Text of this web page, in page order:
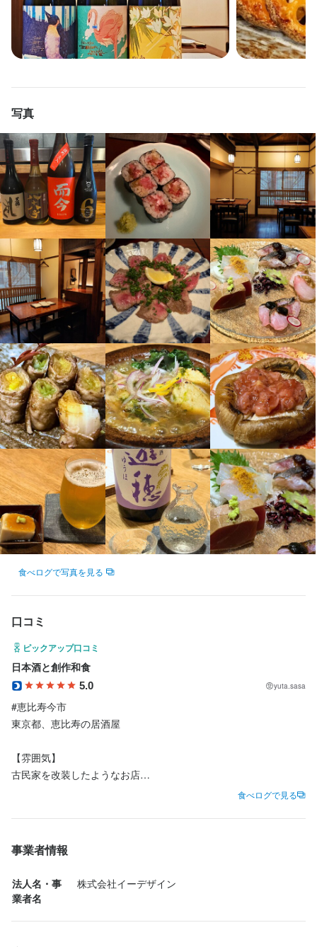
写真
食べログで写真を見る
口コミ
ピックアップ口コミ
日本酒と創作和食
5.0 yuta.sasa
#恵比寿今市
東京都、恵比寿の居酒屋
【雰囲気】
古民家を改装したようなお店
#刺身盛り合わせ
五種類の刺身で、それぞれのネタにあった薬味や調味料がすでに
乗っていて一つ一つこだわりを感じて美味しい！
#新サンマ炙り
#うなぎタタキポン酢
食べログで見る
事業者情報
法人名・事
業者名
株式会社イーデザイン
日々仕入れる天然の魚をひと手間かけた刺身に仕立てたり、季節
折々の食材を使用し、
酒に合う一品をご提供していただきます。
身に付くスキル
包丁さばき 飾り包丁 盛り付け技術 ワインの知識
焼酎の知識
肉の知識
魚の知識 野菜の知識 店舗運営
メニュー開発
仕入れ・食材の目利き
応募資格
必須スキル・経験
飲食店での調理経験
歓迎スキル・経験
コミュニケーション能力 飲食店での調理経験 飲食店での接客経験 調理師免許
お店の採用担当者からのメッセージ
少しでも興味をお持ちでしたら、ぜひお気軽にお問合せくださ
い。
ご応募を心よりお待ちしております。
店名
恵比寿 今市
東京都渋谷区恵比寿西1-13-6
連絡先
0908-809-0101
株式会社イーデザイン
心。
恵比寿の大人のお客様がメイン客層なので、落ち着いた空間で
す。
国産の食材を幅広く扱い、季節ごとの料理も高い評価をいただい
全国各地の日本酒や日本ワインなどお酒も多く、お酒好きやご興
味ある方にもお勧めです。
ランチや深夜営業は一切なし。
また、店舗運営のための、食材受発注業務、メニュー考案などに
も携われます。
仕事はきちんと、少しずつお教えするのでご安心を！
今までの経験を活かし、弊社で活躍してくださる方をぜひお待ち
しております。
この仕事のおすすめポイント
【調理技術のスキルアップ】
経験値に応じて仕事を教え、お任せします。
魚のさばき方、肉の焼き方、包丁技術等様々な仕事が覚えられま
す。
【日曜定休＆連休あり】
日曜日が定休日なので、ご家族やご友人と休みを合わせられま
す。
ゴールデンウィークや夏季休暇、年末年始など連休も取得できま
す。
身に付くスキル
肉の知識
魚の知識 野菜の知識
歓迎スキル・経験
コミュニケーション能力 調理師免許
飲食業界での勤務経験ある方、大歓迎です！
求める人物像
・料理を学びたい方
・料理人としてスキルアップを目指したい方
お店の採用担当者からのメッセージ
少しでも興味をお持ちでしたら、ぜひお気軽にお問合せくださ
務、洗い場やドリンクの作成など、ホール業務全般をお任せしま
す。
簡単なキッチン業務をお願いすることもあります。
この仕事のおすすめポイント
恵比寿の30代～50代の落ち着いた客層が中心。
ガヤガヤしておらず落ち着いた和食店です。
接客は勿論の事、マナーや礼儀作法、言葉遣いなども身につけら
れます。
頑張りはしっかりと評価し、時給もしっかりと上がります。
身に付くスキル
包丁さばき 盛り付け技術 ワインの知識 日本酒の知識
焼酎の知識
ウイスキーの知識
肉の知識 魚の知識 野菜の知識 サービスマナー
応募資格
歓迎スキル・経験
コミュニケーション能力 飲食店での調理経験 飲食店での接客経験
飲食経験のある方大歓迎。未経験も歓迎。
能力、経験次第で時給決定します。
求める人物像
・食べることが好き
・お酒が好き
・好奇心を持って仕事に取り組める方
・人に喜んでもらうことが好き
・独立志向のある方
選考の流れ
履歴書不要
最短3日で働き始められます
不安なことや疑問などありましたらお問い合わせください。
全般をお任せします。
慣れてきたら、カウンター越しの接客や、料理提供、ドリンク作
成やお会計等、幅広い業務もお願いします。
この仕事のおすすめポイント
恵比寿の30代～50代の落ち着いた客層が中心。
ガヤガヤしておらず落ち着いた和食店です。
接客は勿論の事、マナーや礼儀作法、言葉遣いなども身につけら
れます。
頑張りはしっかりと評価し、時給もしっかりと上がります。
身に付くスキル
包丁さばき 盛り付け技術 ワインの知識 日本酒の知識
焼酎の知識
ウイスキーの知識
肉の知識 魚の知識 野菜の知識
サービスマナー
メニュー開発
仕入れ・食材の目利き
応募資格
歓迎スキル・経験
コミュニケーション能力 飲食店での調理経験 飲食店での接客経験 調理師免許
飲食経験のある方大歓迎。未経験も歓迎。
能力、経験次第で時給決定します。
・好奇心を持って仕事に取り組める方
・人に喜んでもらうことが好き
・独立志向のある方
選考の流れ
面接1回
最短3日で働き始められます
少しでも興味をお持ちでしたら、ぜひお気軽にご応募ください。
ご応募を心よりお待ちしております。